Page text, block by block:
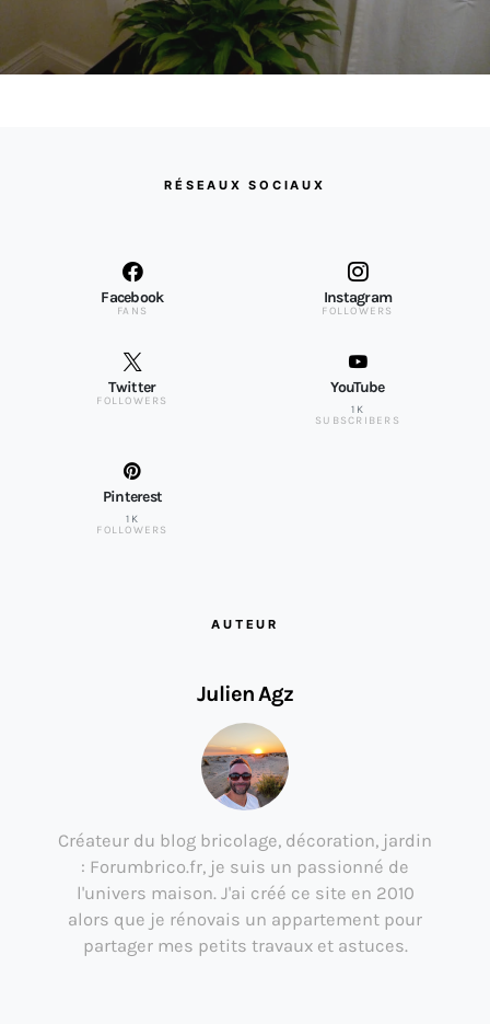
RÉSEAUX SOCIAUX
Facebook
FANS
Instagram
FOLLOWERS
Twitter
FOLLOWERS
YouTube
1K
SUBSCRIBERS
Pinterest
1K
FOLLOWERS
AUTEUR
Julien Agz
Créateur du blog bricolage, décoration, jardin
: Forumbrico.fr, je suis un passionné de
l'univers maison. J'ai créé ce site en 2010
alors que je rénovais un appartement pour
partager mes petits travaux et astuces.